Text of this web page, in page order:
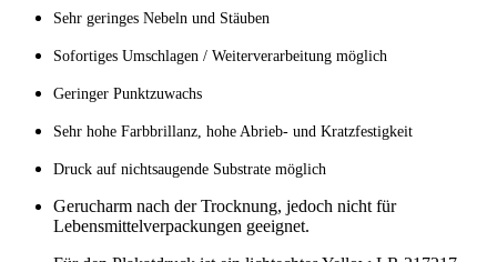
Sehr geringes Nebeln und Stäuben
Sofortiges Umschlagen / Weiterverarbeitung möglich
Geringer Punktzuwachs
Sehr hohe Farbbrillanz, hohe Abrieb- und Kratzfestigkeit
Druck auf nichtsaugende Substrate möglich
Gerucharm nach der Trocknung, jedoch nicht für
Lebensmittelverpackungen geeignet.